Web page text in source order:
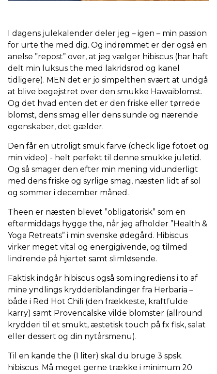
I dagens julekalender deler jeg – igen – min passion
for urte the med dig. Og indrømmet er der også en
anelse ”repost” over, at jeg vælger hibiscus (har haft
delt min luksus the med lakridsrod og kanel
tidligere). MEN det er jo simpelthen svært at undgå
at blive begejstret over den smukke Hawaiblomst.
Og det hvad enten det er den friske eller tørrede
blomst, dens smag eller dens sunde og nærende
egenskaber, det gælder.
Den får en utroligt smuk farve (check lige fotoet og
min video) - helt perfekt til denne smukke juletid.
Og så smager den efter min mening vidunderligt
med dens friske og syrlige smag, næsten lidt af sol
og sommer i december måned.
Theen er næsten blevet ”obligatorisk” som en
eftermiddags hygge the, når jeg afholder ”Health &
Yoga Retreats” i min svenske ødegård. Hibiscus
virker meget vital og energigivende, og tilmed
lindrende på hjertet samt slimløsende.
Faktisk indgår hibiscus også som ingrediens i to af
mine yndlings krydderiblandinger fra Herbaria –
både i Red Hot Chili (den frækkeste, kraftfulde
karry) samt Provencalske vilde blomster (allround
krydderi til et smukt, æstetisk touch på fx fisk, salat
eller dessert og din nytårsmenu).
Til en kande the (1 liter) skal du bruge 3 spsk.
hibiscus. Må meget gerne trække i minimum 20